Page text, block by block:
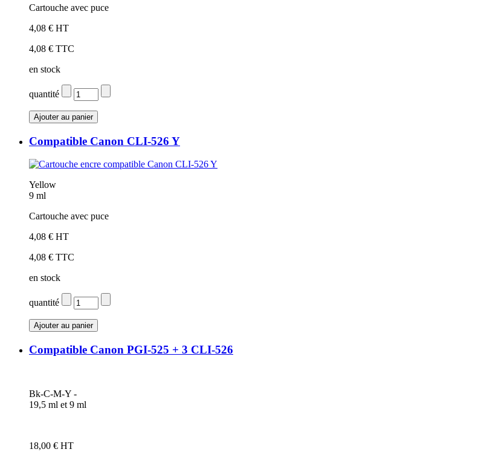
Cartouche avec puce
4,08 € HT
4,08 € TTC
en stock
quantité
Compatible Canon CLI-526 Y
Yellow
9 ml
Cartouche avec puce
4,08 € HT
4,08 € TTC
en stock
quantité
Compatible Canon PGI-525 + 3 CLI-526
Bk-C-M-Y -
19,5 ml et 9 ml
18,00 € HT